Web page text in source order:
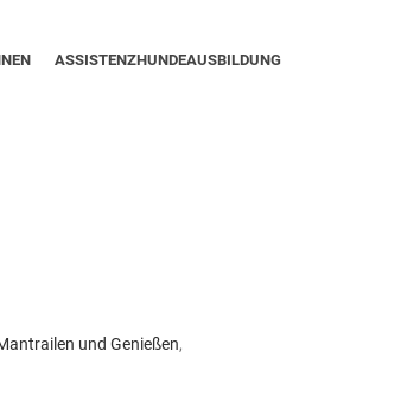
ASSISTENZHUNDEAUSBILDUNG
und Genießen,